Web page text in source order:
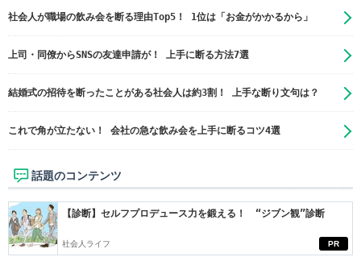
社会人が職場の飲み会を断る理由Top5！ 1位は「お金がかかるから」
上司・同僚からSNSの友達申請が！ 上手に断る方法7選
結婚式の招待を断ったことがある社会人は約3割！ 上手な断り文句は？
これで角が立たない！ 会社の急な飲み会を上手に断るコツ4選
話題のコンテンツ
PR
【診断】セルフプロデュース力を鍛える！ “ジブン観”診断
社会人ライフ